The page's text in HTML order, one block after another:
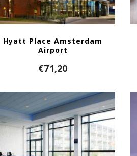
Hyatt Place Amsterdam
Airport
€71,20